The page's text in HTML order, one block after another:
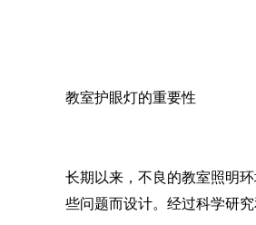
教室护眼灯的重要性
长期以来，不良的教室照明
些问题而设计。经过科学研